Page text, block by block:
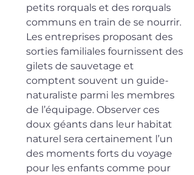
petits rorquals et des rorquals
communs en train de se nourrir.
Les entreprises proposant des
sorties familiales fournissent des
gilets de sauvetage et
comptent souvent un guide-
naturaliste parmi les membres
de l’équipage. Observer ces
doux géants dans leur habitat
naturel sera certainement l’un
des moments forts du voyage
pour les enfants comme pour